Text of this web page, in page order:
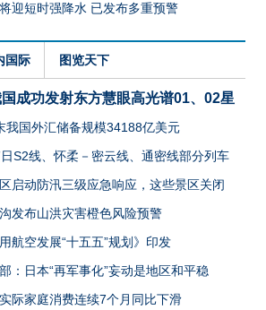
迎短时强降水 已发布多重预警
国际 图览天下
成功发射东方慧眼高光谱01、02星
我国外汇储备规模34188亿美元
S2线、怀柔－密云线、通密线部分列车
启动防汛三级应急响应，这些景区关闭
发布山洪灾害橙色风险预警
用航空发展“十五五”规划》印发
：日本“再军事化”妄动是地区和平稳
际家庭消费连续7个月同比下滑
【原创】兰馨幽幽 孙树娟 遗忘